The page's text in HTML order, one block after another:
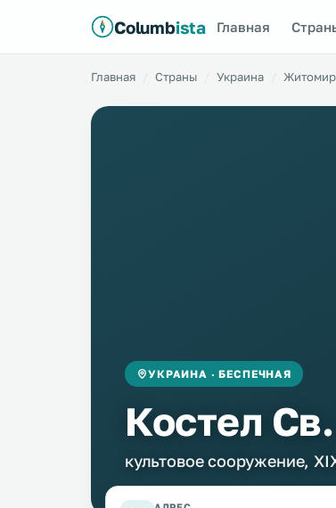
Columbista Главная
Главная Страны Украина
УКРАИНА · БЕСПЕЧНАЯ
Костел
культовое сооружение,